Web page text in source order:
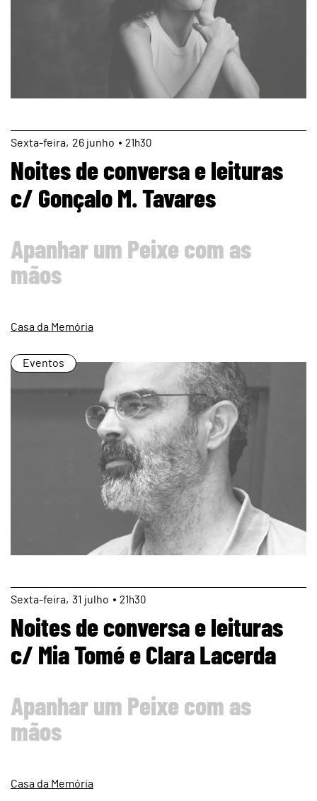
page
26 junho
Sexta 21h30
Noites de conversa e leituras
c/ Gonçalo M. Tavares
Apanhar um Peixe com as
mãos
Casa da Memória
Eventos
page
31 julho
Sexta 21h30
Noites de conversa e leituras
c/ Mia Tomé e Clara Lacerda
Apanhar um Peixe com as
mãos
Casa da Memória